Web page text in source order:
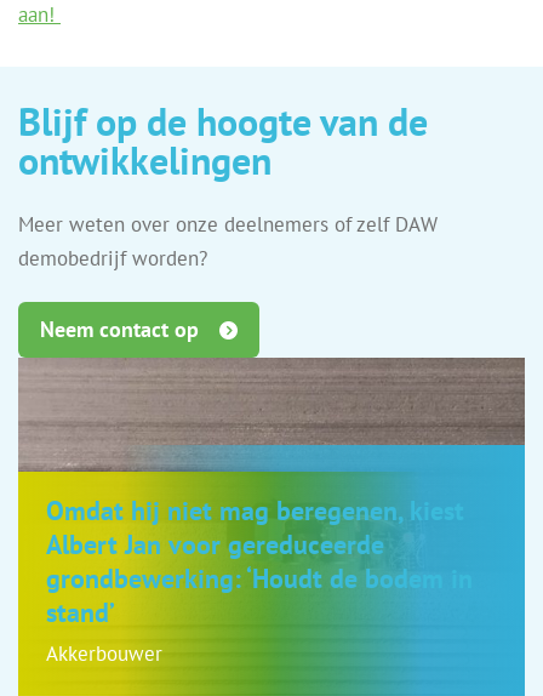
aan!
Blijf op de hoogte van de
ontwikkelingen
Meer weten over onze deelnemers of zelf DAW
demobedrijf worden?
Neem contact op
Omdat hij niet mag beregenen, kiest
Albert Jan voor gereduceerde
grondbewerking: ‘Houdt de bodem in
stand’
Akkerbouwer